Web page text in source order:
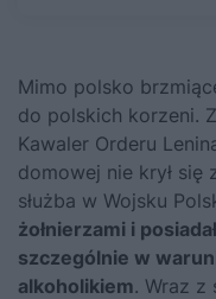
Mimo polsko
do polskich korzeni.
Kawaler Orderu
domowej nie krył się
służba w Wojsku
żołnierzami i
szczególnie w
alkoholikiem. Wraz z